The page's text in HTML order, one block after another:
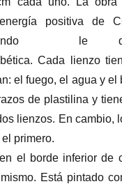
positiva de
le
Cada lienzo
el fuego, el agua y el
de plastilina y
lienzos. En cambio,
primero.
el borde inferior de
Está pintado